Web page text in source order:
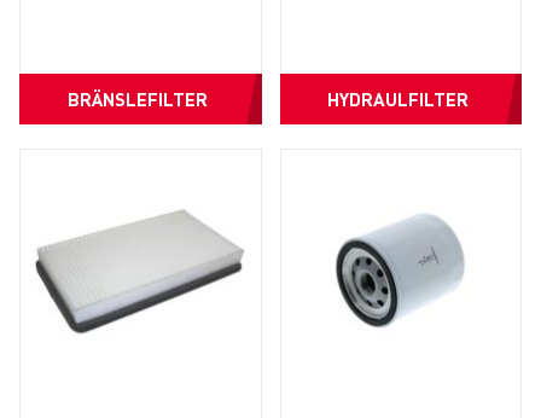
BRÄNSLEFILTER HYDRAULFILTER